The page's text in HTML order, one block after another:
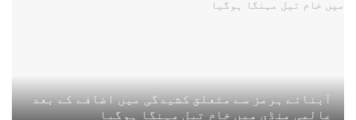
آبنائے ہرمز سے متعلق کشیدگی میں اضافے کے بعد
عالمی منڈی میں خام تیل مہنگا ہوگیا